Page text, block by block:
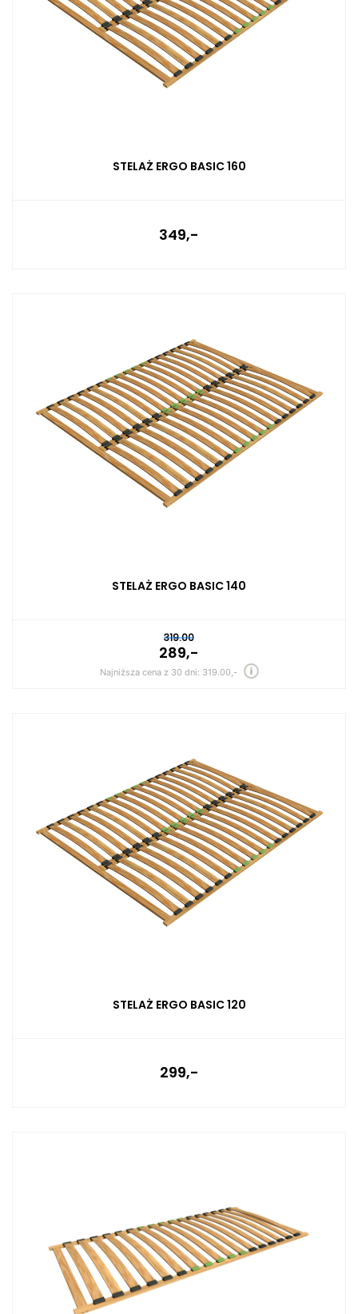
STELAŻ ERGO BASIC 160
349,-
STELAŻ ERGO BASIC 140
319.00
289,-
Najniższa cena z 30 dni: 319.00,-
STELAŻ ERGO BASIC 120
299,-